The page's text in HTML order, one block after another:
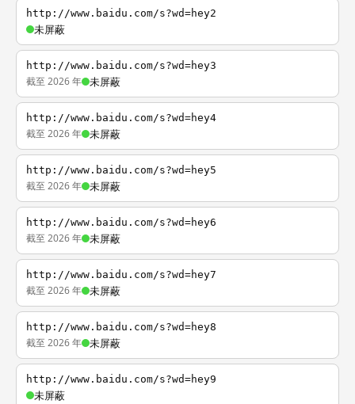
http://www.baidu.com/s?wd=hey2
未屏蔽
http://www.baidu.com/s?wd=hey3
截至 2026 年 未屏蔽
http://www.baidu.com/s?wd=hey4
截至 2026 年 未屏蔽
http://www.baidu.com/s?wd=hey5
截至 2026 年 未屏蔽
http://www.baidu.com/s?wd=hey6
截至 2026 年 未屏蔽
http://www.baidu.com/s?wd=hey7
截至 2026 年 未屏蔽
http://www.baidu.com/s?wd=hey8
截至 2026 年 未屏蔽
http://www.baidu.com/s?wd=hey9
未屏蔽